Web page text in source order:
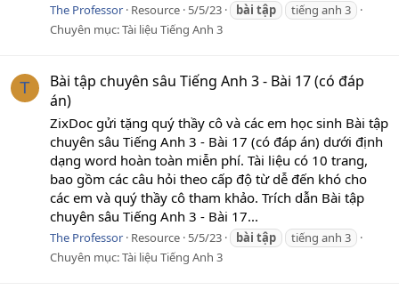
The Professor Resource 5/5/23 bài tập
tiếng anh 3
Chuyên mục:Tài liệu Tiếng Anh 3
T
Bài tập chuyên sâu Tiếng Anh 3 - Bài 17 (có đáp
án)
ZixDoc gửi tặng quý thầy cô và các em học sinh Bài tập
chuyên sâu Tiếng Anh 3 - Bài 17 (có đáp án) dưới định
dạng word hoàn toàn miễn phí. Tài liệu có 10 trang,
bao gồm các câu hỏi theo cấp độ từ dễ đến khó cho
các em và quý thầy cô tham khảo. Trích dẫn Bài tập
chuyên sâu Tiếng Anh 3 - Bài 17...
The Professor Resource 5/5/23 bài tập
tiếng anh 3
Chuyên mục:Tài liệu Tiếng Anh 3